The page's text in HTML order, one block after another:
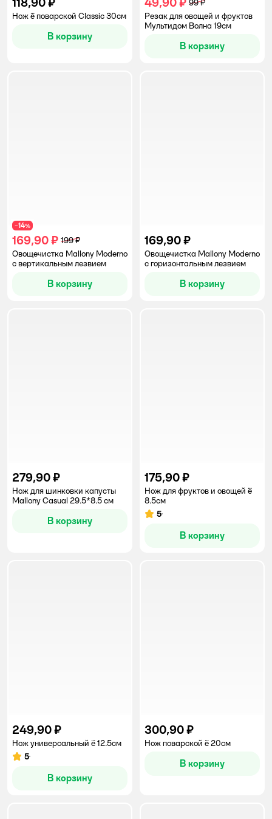
Нож ё поварской Classic 30см
В корзину
99 ₽
Резак для овощей и фруктов
Мультидом Волна 19см
В корзину
−14%
169,90 ₽ 199 ₽
Овощечистка Mallony Moderno
с вертикальным лезвием
В корзину
169,90 ₽
Овощечистка Mallony Moderno
с горизонтальным лезвием
В корзину
279,90 ₽
Нож для шинковки капусты
Mallony Casual 29.5*8.5 см
В корзину
175,90 ₽
Нож для фруктов и овощей ё
8.5см
Рейтинг:
5
В корзину
249,90 ₽
Нож универсальный ё 12.5см
Рейтинг:
5
В корзину
300,90 ₽
Нож поварской ё 20см
В корзину